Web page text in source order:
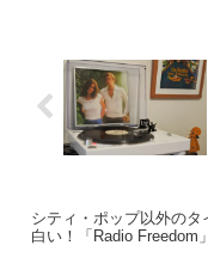
シティ・ポップ以外のタ
白い！「Radio Freedom